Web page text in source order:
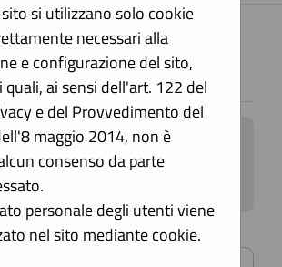
si utilizzano solo cookie
necessari alla
e configurazione del sito,
quali, ai sensi dell'art. 122 del
e del Provvedimento del
maggio 2014, non è
consenso da parte
personale degli utenti viene
nel sito mediante cookie.
di questa sezione è possibile
gli esiti di gara secondo i
previsti dalla normativa dei
dettaglio delle procedure
sono consultabili
ricerca